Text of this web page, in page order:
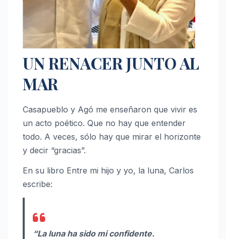
UN RENACER JUNTO AL
MAR
Casapueblo y Agó me enseñaron que vivir es
un acto poético. Que no hay que entender
todo. A veces, sólo hay que mirar el horizonte
y decir “gracias”.
En su libro Entre mi hijo y yo, la luna, Carlos
escribe:
“La luna ha sido mi confidente.